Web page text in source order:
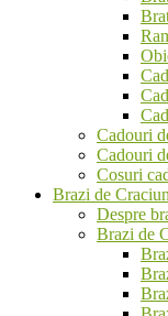
Cadouri
Cadouri
Cosuri
Brazi de Craciun
Despre
Brazi de